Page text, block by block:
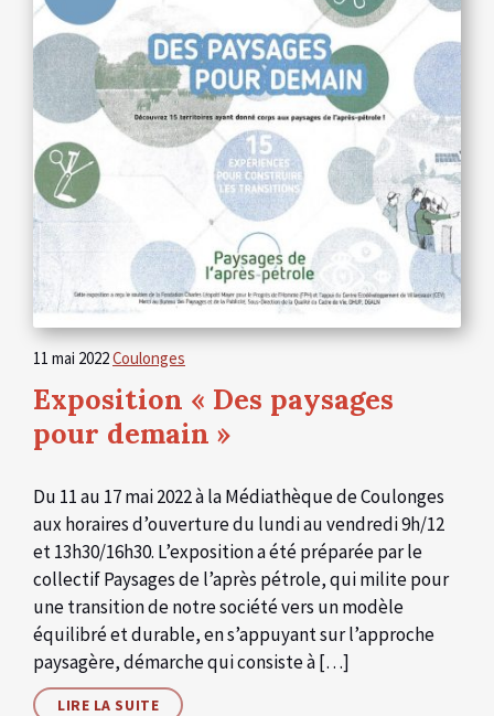
11 mai 2022Coulonges
Exposition « Des paysages
pour demain »
Du 11 au 17 mai 2022 à la Médiathèque de Coulonges
aux horaires d’ouverture du lundi au vendredi 9h/12
et 13h30/16h30. L’exposition a été préparée par le
collectif Paysages de l’après pétrole, qui milite pour
une transition de notre société vers un modèle
équilibré et durable, en s’appuyant sur l’approche
paysagère, démarche qui consiste à […]
LIRE LA SUITE